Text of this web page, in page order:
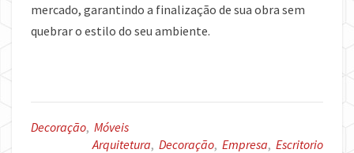
mercado, garantindo a finalização de sua obra sem
quebrar o estilo do seu ambiente.
Decoração, Móveis
Arquitetura, Decoração, Empresa, Escritorio